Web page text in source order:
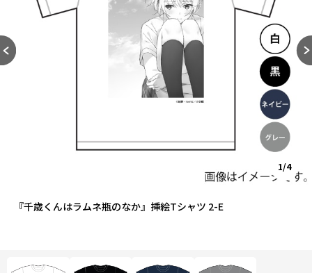
『千歳くんはラムネ瓶のなか』挿絵Tシャツ 2-E
1/4